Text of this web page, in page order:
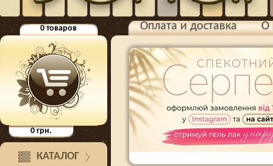
0товаров
0грн.
КАТАЛОГ
Оплата и доставка О